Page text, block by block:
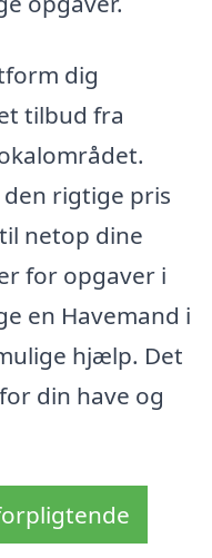
dig
tilbud fra
rigtige pris
netop dine
for opgaver i
en Havemand i
hjælp. Det
din have og